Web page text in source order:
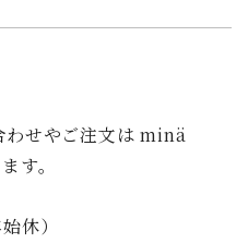
せやご注文は minä
す。
休）